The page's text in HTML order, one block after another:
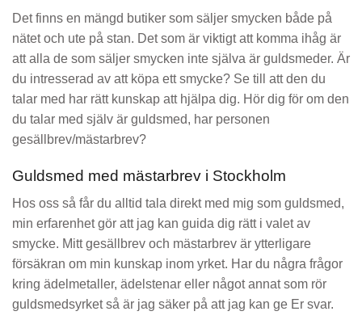
Det finns en mängd butiker som säljer smycken både på
nätet och ute på stan. Det som är viktigt att komma ihåg är
att alla de som säljer smycken inte själva är guldsmeder. Är
du intresserad av att köpa ett smycke? Se till att den du
talar med har rätt kunskap att hjälpa dig. Hör dig för om den
du talar med själv är guldsmed, har personen
gesällbrev/mästarbrev?
Guldsmed med mästarbrev i Stockholm
Hos oss så får du alltid tala direkt med mig som guldsmed,
min erfarenhet gör att jag kan guida dig rätt i valet av
smycke. Mitt gesällbrev och mästarbrev är ytterligare
försäkran om min kunskap inom yrket. Har du några frågor
kring ädelmetaller, ädelstenar eller något annat som rör
guldsmedsyrket så är jag säker på att jag kan ge Er svar.